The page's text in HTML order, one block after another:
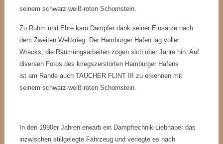
seinem schwarz-weiß-roten Schornstein.
Zu Ruhm und Ehre kam Dampfer dank seiner Einsätze nach
dem Zweiten Weltkrieg. Der Hamburger Hafen lag voller
Wracks, die Räumungsarbeiten zogen sich über Jahre hin. Auf
diversen Fotos des kriegszerstörten Hamburger Hafens
ist am Rande auch TAUCHER FLINT III zu erkennen mit
seinem schwarz-weiß-roten Schornstein.
In den 1990er Jahren erwarb ein Dampftechnik-Liebhaber das
inzwischen stillgelegte Fahrzeug und verlegte es nach